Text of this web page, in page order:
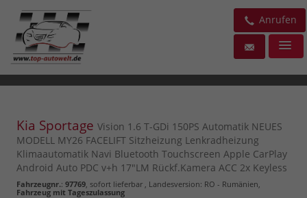
Anrufen
Kia Sportage Vision 1.6 T-GDi 150PS Automatik NEUES
MODELL MY26 FACELIFT Sitzheizung Lenkradheizung
Klimaautomatik Navi Bluetooth Touchscreen Apple CarPlay
Android Auto PDC v+h 17"LM Rückf.Kamera ACC 2x Keyless
Fahrzeugnr.: 97769 sofort lieferbar , Landesversion: RO - Rumänien,
Fahrzeug mit Tageszulassung